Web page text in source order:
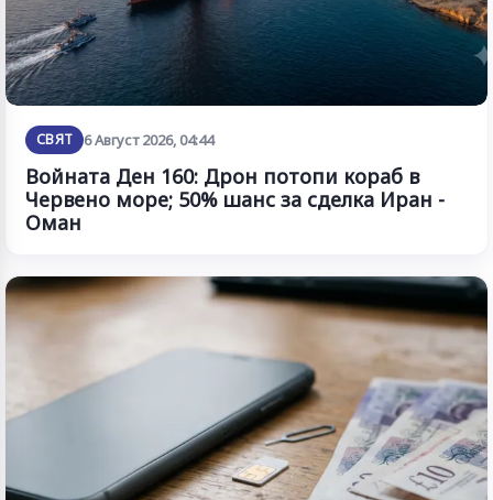
СВЯТ 6 Август 2026, 04:44
Войната Ден 160: Дрон потопи кораб в
Червено море; 50% шанс за сделка Иран -
Оман